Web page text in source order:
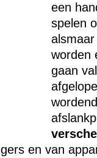
een
spelen
worden
gaan
en van